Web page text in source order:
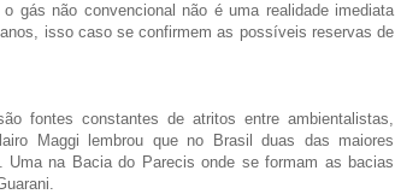
gás não convencional não é uma realidade imediata
isso caso se confirmem as possíveis reservas de
fontes constantes de atritos entre ambientalistas,
Maggi lembrou que no Brasil duas das maiores
na Bacia do Parecis onde se formam as bacias